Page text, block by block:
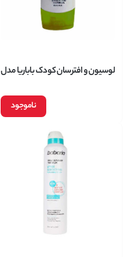
لوسیون و افترسان کودک باباریا مدل
ناموجود